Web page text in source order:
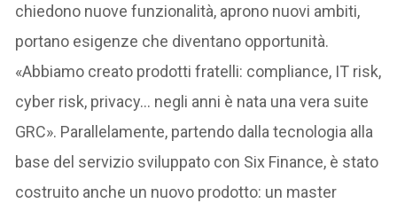
chiedono nuove funzionalità, aprono nuovi ambiti,
portano esigenze che diventano opportunità.
«Abbiamo creato prodotti fratelli: compliance, IT risk,
cyber risk, privacy… negli anni è nata una vera suite
GRC». Parallelamente, partendo dalla tecnologia alla
base del servizio sviluppato con Six Finance, è stato
costruito anche un nuovo prodotto: un master